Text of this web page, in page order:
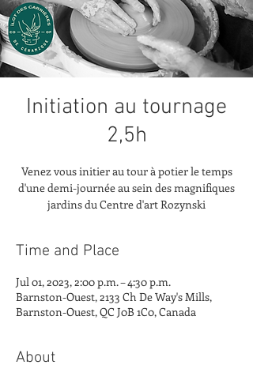
Initiation au tournage
2,5h
Venez vous initier au tour à potier le temps
d'une demi-journée au sein des magnifiques
jardins du Centre d'art Rozynski
Time and Place
Jul 01, 2023, 2:00 p.m. – 4:30 p.m.
Barnston-Ouest, 2133 Ch De Way's Mills,
Barnston-Ouest, QC J0B 1C0, Canada
About